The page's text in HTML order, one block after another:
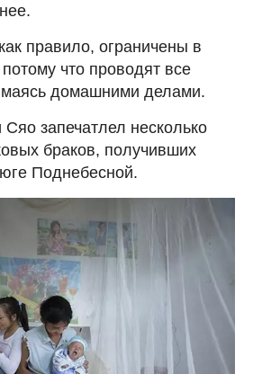
правило, ограничены в
что проводят все
домашними делами.
запечатлел несколько
браков, получивших
Поднебесной.